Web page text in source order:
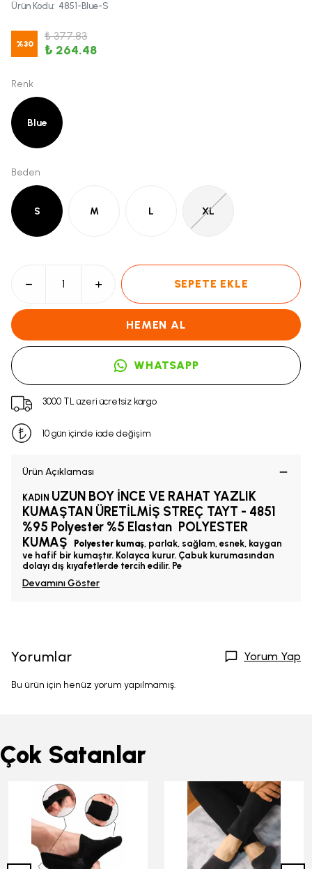
Ürün Kodu: 4851-Blue-S
%30
₺ 377.83
₺ 264.48
Renk
Blue
Beden
S M L XL
SEPETE EKLE
HEMEN AL
WHATSAPP
3000 TL üzeri ücretsiz kargo
10 gün içinde iade değişim
Ürün Açıklaması
KADIN UZUN BOY İNCE VE RAHAT YAZLIK
KUMAŞTAN ÜRETİLMİŞ STREÇ TAYT - 4851
%95 Polyester %5 Elastan POLYESTER
KUMAŞ
Polyester kumaş, parlak, sağlam, esnek, kaygan
ve hafif bir kumaştır. Kolayca kurur. Çabuk kurumasından
dolayı dış kıyafetlerde tercih edilir. Pe
Devamını Göster
Yorumlar Yorum Yap
Bu ürün için henüz yorum yapılmamış.
Çok Satanlar